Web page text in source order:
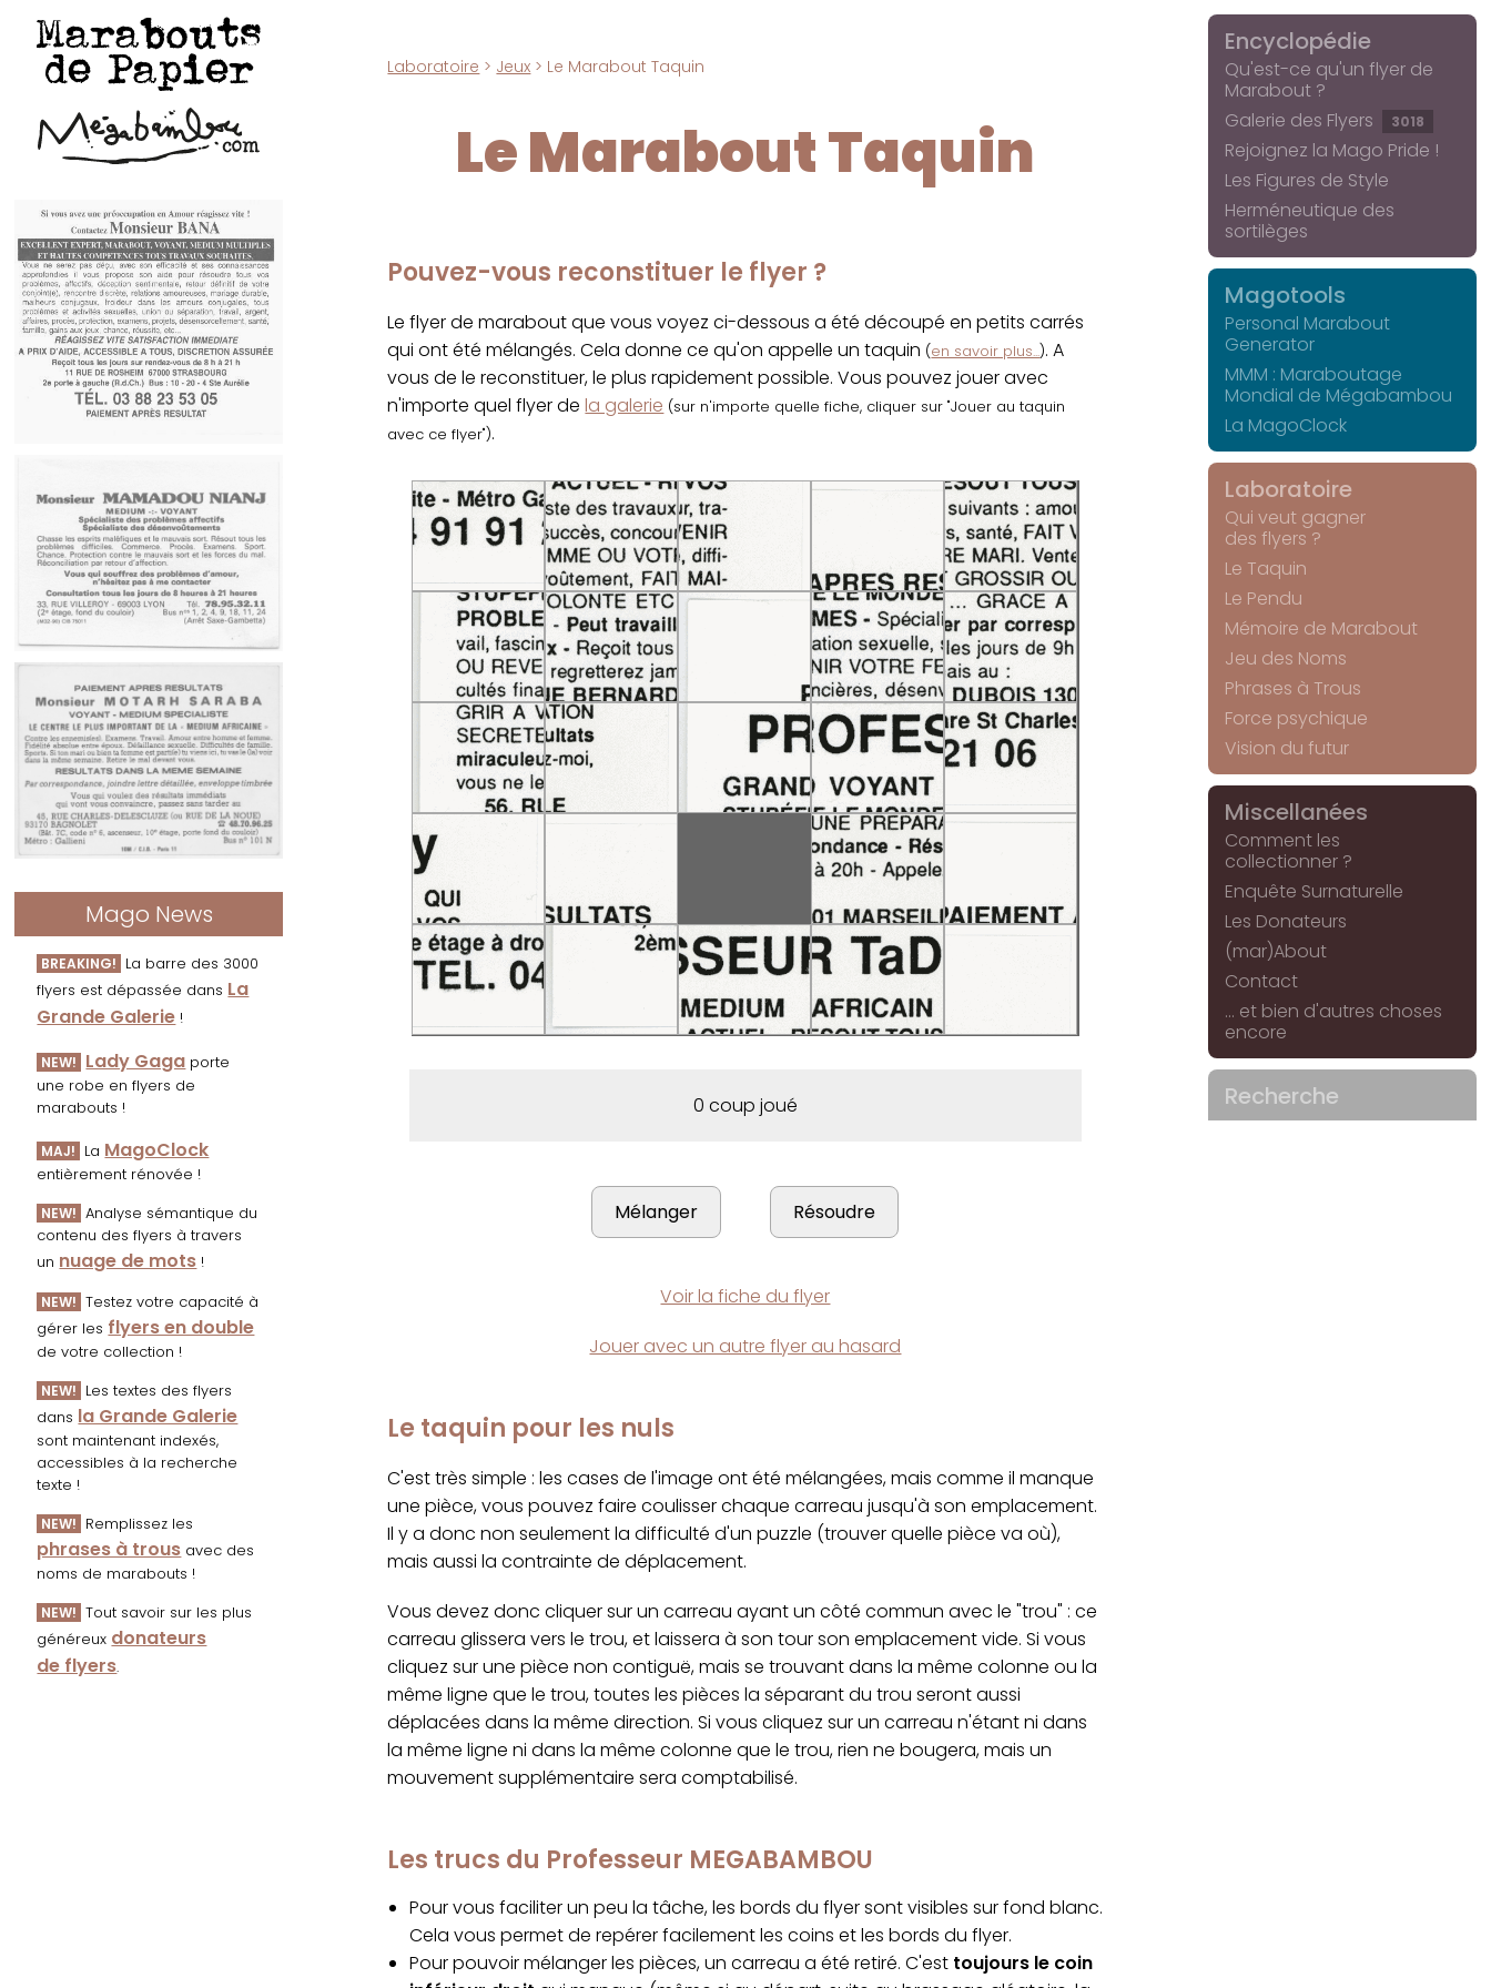
Marabouts
de Papier
Mago News
BREAKING! La barre des 3000
flyers est dépassée dans La
Grande Galerie !
NEW! Lady Gaga porte
une robe en flyers de
marabouts !
MAJ! La MagoClock
entièrement rénovée !
NEW! Analyse sémantique du
contenu des flyers à travers
un nuage de mots !
NEW! Testez votre capacité à
gérer les flyers en double
de votre collection !
NEW! Les textes des flyers
dans la Grande Galerie
sont maintenant indexés,
accessibles à la recherche
texte !
NEW! Remplissez les
phrases à trous avec des
noms de marabouts !
NEW! Tout savoir sur les plus
généreux donateurs
de flyers.
Laboratoire > Jeux > Le Marabout Taquin
Le Marabout Taquin
Pouvez-vous reconstituer le flyer ?
Le flyer de marabout que vous voyez ci-dessous a été découpé en petits carrés
qui ont été mélangés. Cela donne ce qu'on appelle un taquin (en savoir plus...). A
vous de le reconstituer, le plus rapidement possible. Vous pouvez jouer avec
n'importe quel flyer dela galerie (sur n'importe quelle fiche, cliquer sur "Jouer au taquin
avec ce flyer").
0 coup joué
Voir la fiche du flyer
Jouer avec un autre flyer au hasard
Le taquin pour les nuls
C'est très simple : les cases de l'image ont été mélangées, mais comme il manque
une pièce, vous pouvez faire coulisser chaque carreau jusqu'à son emplacement.
Il y a donc non seulement la difficulté d'un puzzle (trouver quelle pièce va où),
mais aussi la contrainte de déplacement.
Vous devez donc cliquer sur un carreau ayant un côté commun avec le "trou" : ce
carreau glissera vers le trou, et laissera à son tour son emplacement vide. Si vous
cliquez sur une pièce non contiguë, mais se trouvant dans la même colonne ou la
même ligne que le trou, toutes les pièces la séparant du trou seront aussi
déplacées dans la même direction. Si vous cliquez sur un carreau n'étant ni dans
la même ligne ni dans la même colonne que le trou, rien ne bougera, mais un
mouvement supplémentaire sera comptabilisé.
Les trucs du Professeur MEGABAMBOU
Pour vous faciliter un peu la tâche, les bords du flyer sont visibles sur fond blanc.
Cela vous permet de repérer facilement les coins et les bords du flyer.
Pour pouvoir mélanger les pièces, un carreau a été retiré. C'est toujours le coin
Encyclopédie
Qu'est-ce qu'un flyer de
Marabout ?
Galerie des Flyers
3018
Rejoignez la Mago Pride !
Les Figures de Style
Herméneutique des
sortilèges
Magotools
Personal Marabout
Generator
MMM : Maraboutage
Mondial de Mégabambou
La MagoClock
Laboratoire
Qui veut gagner
des flyers ?
Le Taquin
Le Pendu
Mémoire de Marabout
Jeu des Noms
Phrases à Trous
Force psychique
Vision du futur
Miscellanées
Comment les
collectionner ?
Enquête Surnaturelle
Les Donateurs
(mar)About
Contact
... et bien d'autres choses
encore
Recherche